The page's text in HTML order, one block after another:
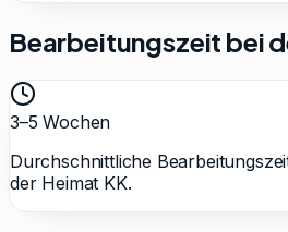
Bearbeitungszeit bei
3–5 Wochen
Durchschnittliche
der Heimat KK.